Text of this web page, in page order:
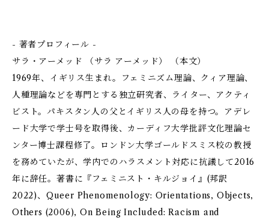
- 著者プロフィール -
サラ・アーメッド （サラ アーメッド） （本文）
1969年、イギリス生まれ。フェミニズム理論、クィア理論、
人種理論などを専門とする独立研究者、ライター、アクティ
ビスト。パキスタン人の父とイギリス人の母を持つ。アデレ
ード大学で学士号を取得後、カーディフ大学批評文化理論セ
ンター博士課程修了。ロンドン大学ゴールドスミス校の教授
を務めていたが、学内でのハラスメント対応に抗議して2016
年に辞任。著書に『フェミニスト・キルジョイ』(邦訳
2022)、Queer Phenomenology: Orientations, Objects,
Others (2006), On Being Included: Racism and